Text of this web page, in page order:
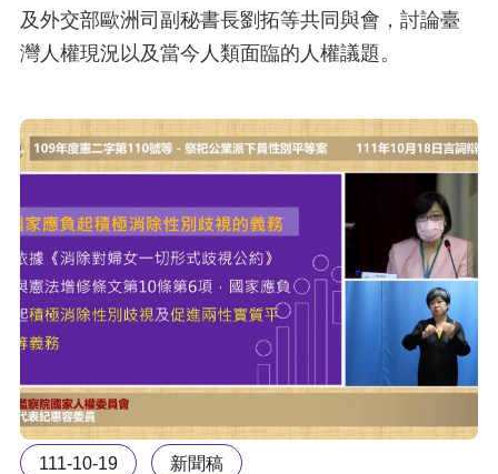
及外交部歐洲司副秘書長劉拓等共同與會，討論臺
灣人權現況以及當今人類面臨的人權議題。
111-10-19 新聞稿